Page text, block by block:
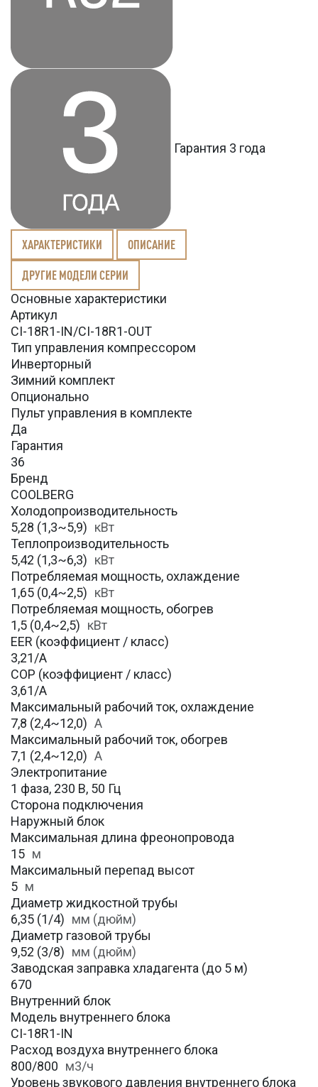
Гарантия 3 года
ХАРАКТЕРИСТИКИ ОПИСАНИЕ
ДРУГИЕ МОДЕЛИ СЕРИИ
Основные характеристики
Артикул
CI-18R1-IN/CI-18R1-OUT
Тип управления компрессором
Инверторный
Зимний комплект
Опционально
Пульт управления в комплекте
Да
Гарантия
36
Бренд
COOLBERG
Холодопроизводительность
5,28 (1,3~5,9) кВт
Теплопроизводительность
5,42 (1,3~6,3) кВт
Потребляемая мощность, охлаждение
1,65 (0,4~2,5) кВт
Потребляемая мощность, обогрев
1,5 (0,4~2,5) кВт
EER (коэффициент / класс)
3,21/A
COP (коэффициент / класс)
3,61/A
Максимальный рабочий ток, охлаждение
7,8 (2,4~12,0) A
Максимальный рабочий ток, обогрев
7,1 (2,4~12,0) А
Электропитание
1 фаза, 230 В, 50 Гц
Сторона подключения
Наружный блок
Максимальная длина фреонопровода
15 м
Максимальный перепад высот
5 м
Диаметр жидкостной трубы
6,35 (1/4) мм (дюйм)
Диаметр газовой трубы
9,52 (3/8) мм (дюйм)
Заводская заправка хладагента (до 5 м)
670
Внутренний блок
Модель внутреннего блока
CI-18R1-IN
Расход воздуха внутреннего блока
800/800 м3/ч
Уровень звукового давления внутреннего блока